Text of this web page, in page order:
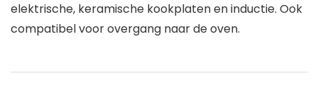
elektrische, keramische kookplaten en inductie. Ook
compatibel voor overgang naar de oven.